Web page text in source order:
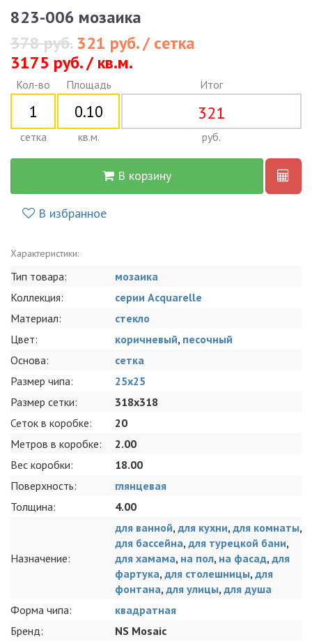
823-006 мозаика
378 руб.321 руб. / сетка
3175 руб. / кв.м.
Кол-во
сетка
Площадь
кв.м.
Итог
321
руб.
В корзину
В избранное
Характеристики:
Тип товара:
мозаика
Коллекция:
серии Acquarelle
Материал:
стекло
Цвет:
коричневый, песочный
Основа:
сетка
Размер чипа:
25x25
Размер сетки:
318x318
Сеток в коробке:
20
Метров в коробке:
2.00
Вес коробки:
18.00
Поверхность:
глянцевая
Толщина:
4.00
Назначение:
для ванной, для кухни, для комнаты,
для бассейна, для турецкой бани,
для хамама, на пол, на фасад, для
фартука, для столешницы, для
фонтана, для улицы, для душа
Форма чипа:
квадратная
Бренд:
NS Mosaic